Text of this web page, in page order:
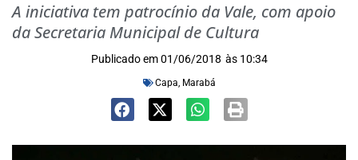
A iniciativa tem patrocínio da Vale, com apoio
da Secretaria Municipal de Cultura
Publicado em 01/06/2018 às 10:34
Capa, Marabá